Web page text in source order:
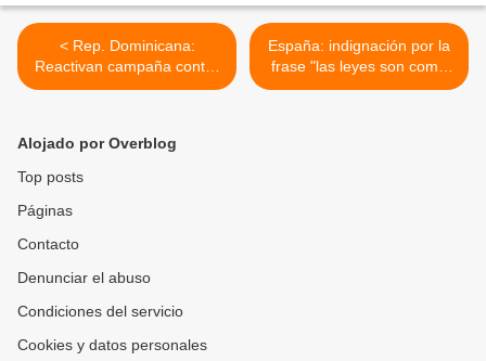
< Rep. Dominicana:
Reactivan campaña contra
la violencia intrafamiliar.
España: indignación por la
frase "las leyes son como
las mujeres, para violarlas".
Alojado por Overblog
Top posts
Páginas
Contacto
Denunciar el abuso
Condiciones del servicio
Cookies y datos personales